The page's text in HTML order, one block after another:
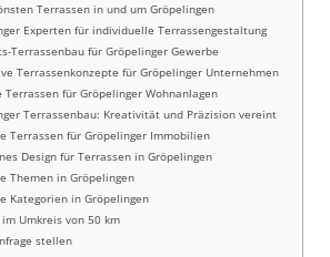
Terrassen in und um Gröpelingen
Experten für individuelle Terrassengestaltung
Terrassenbau für Gröpelinger Gewerbe
Terrassenkonzepte für Gröpelinger Unternehmen
Terrassen für Gröpelinger Wohnanlagen
Terrassenbau: Kreativität und Präzision vereint
Terrassen für Gröpelinger Immobilien
Design für Terrassen in Gröpelingen
Themen in Gröpelingen
Kategorien in Gröpelingen
Umkreis von 50 km
stellen